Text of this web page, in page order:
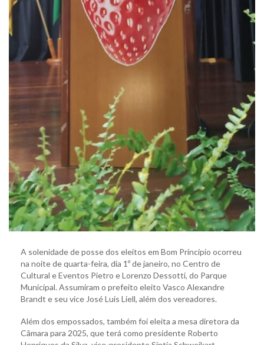
A solenidade de posse dos eleitos em Bom Princípio ocorreu
na noite de quarta-feira, dia 1º de janeiro, no Centro de
Cultural e Eventos Pietro e Lorenzo Dessotti, do Parque
Municipal. Assumiram o prefeito eleito Vasco Alexandre
Brandt e seu vice José Luis Liell, além dos vereadores.
Além dos empossados, também foi eleita a mesa diretora da
Câmara para 2025, que terá como presidente Roberto